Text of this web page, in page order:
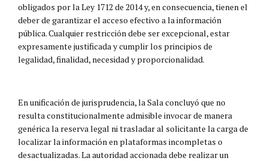
obligados por la Ley 1712 de 2014 y, en consecuencia, tienen el
deber de garantizar el acceso efectivo a la información
pública. Cualquier restricción debe ser excepcional, estar
expresamente justificada y cumplir los principios de
legalidad, finalidad, necesidad y proporcionalidad.
En unificación de jurisprudencia, la Sala concluyó que no
resulta constitucionalmente admisible invocar de manera
genérica la reserva legal ni trasladar al solicitante la carga de
localizar la información en plataformas incompletas o
desactualizadas. La autoridad accionada debe realizar un